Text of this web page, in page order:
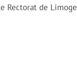
Rectorat de